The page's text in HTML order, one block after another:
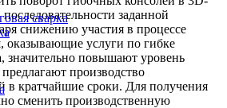
сварка
заданной
снижению участия в процессе
оказывающие услуги по гибке
значительно повышают уровень
производство
в кратчайшие сроки. Для получения
сменить производственную